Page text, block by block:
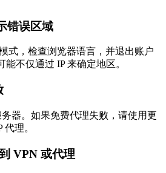
错误区域
式，检查浏览器语言，并退出账户
能不仅通过 IP 来确定地区。
器。如果免费代理失败，请使用更
理。
VPN 或代理